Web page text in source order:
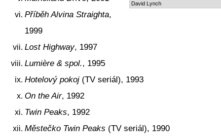
David Lynch
Příběh Alvina Straighta,
1999
Lost Highway, 1997
Lumière & spol., 1995
Hotelový pokoj (TV seriál), 1993
On the Air, 1992
Twin Peaks, 1992
Městečko Twin Peaks (TV seriál), 1990